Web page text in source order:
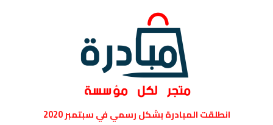
انطلقت المبادرة بشكل رسمي في سبتمبر 2020